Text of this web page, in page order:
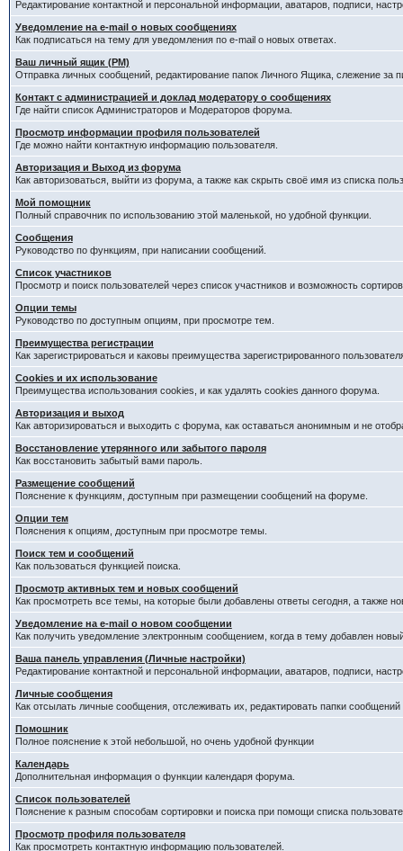
Редактирование контактной и персональной информации, аватаров, подписи,
Уведомление на e-mail о новых сообщениях
Как подписаться на тему для уведомления по e-mail о новых ответах.
Ваш личный ящик (PM)
Отправка личных сообщений, редактирование папок Личного Ящика, слежение за
Контакт с администрацией и доклад модератору о сообщениях
Где найти список Администраторов и Модераторов форума.
Просмотр информации профиля пользователей
Где можно найти контактную информацию пользователя.
Авторизация и Выход из форума
Как авторизоваться, выйти из форума, а также как скрыть своё имя из списка
Мой помощник
Полный справочник по использованию этой маленькой, но удобной функции.
Сообщения
Руководство по функциям, при написании сообщений.
Список участников
Просмотр и поиск пользователей через список участников и возможность
Опции темы
Руководство по доступным опциям, при просмотре тем.
Преимущества регистрации
Как зарегистрироваться и каковы преимущества зарегистрированного
Cookies и их использование
Преимущества использования cookies, и как удалять cookies данного форума.
Авторизация и выход
Как авторизироваться и выходить с форума, как оставаться анонимным и не
Восстановление утерянного или забытого пароля
Как восстановить забытый вами пароль.
Размещение сообщений
Пояснение к функциям, доступным при размещении сообщений на форуме.
Опции тем
Пояснения к опциям, доступным при просмотре темы.
Поиск тем и сообщений
Как пользоваться функцией поиска.
Просмотр активных тем и новых сообщений
Как просмотреть все темы, на которые были добавлены ответы сегодня, а также
Уведомление на е-mail о новом сообщении
Как получить уведомление электронным сообщением, когда в тему добавлен
Ваша панель управления (Личные настройки)
Редактирование контактной и персональной информации, аватаров, подписи,
Личные сообщения
Как отсылать личные сообщения, отслеживать их, редактировать папки
Помошник
Полное пояснение к этой небольшой, но очень удобной функции
Календарь
Дополнительная информация о функции календаря форума.
Список пользователей
Пояснение к разным способам сортировки и поиска при помощи списка
Просмотр профиля пользователя
Как просмотреть контактную информацию пользователей.